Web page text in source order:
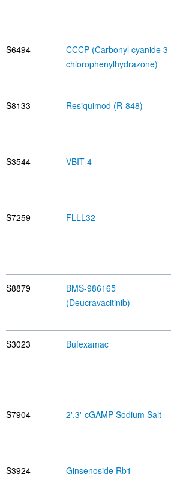
S6494
CCCP (Carbonyl cyanide 3-
chlorophenylhydrazone)
S8133 Resiquimod (R-848)
S3544 VBIT-4
S7259 FLLL32
S8879
BMS-986165
(Deucravacitinib)
S3023 Bufexamac
S7904 2',3'-cGAMP Sodium Salt
S3924 Ginsenoside Rb1